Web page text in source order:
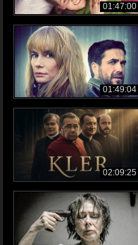
01:47:00
01:49:04
02:09:25